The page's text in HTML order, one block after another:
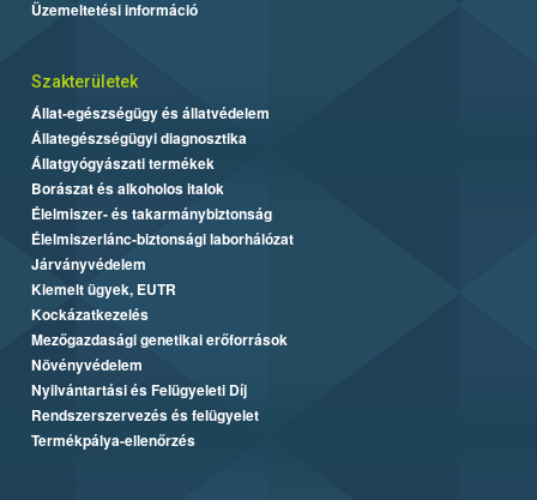
Üzemeltetési információ
Szakterületek
Állat-egészségügy és állatvédelem
Állategészségügyi diagnosztika
Állatgyógyászati termékek
Borászat és alkoholos italok
Élelmiszer- és takarmánybiztonság
Élelmiszerlánc-biztonsági laborhálózat
Járványvédelem
Kiemelt ügyek, EUTR
Kockázatkezelés
Mezőgazdasági genetikai erőforrások
Növényvédelem
Nyilvántartási és Felügyeleti Díj
Rendszerszervezés és felügyelet
Termékpálya-ellenőrzés